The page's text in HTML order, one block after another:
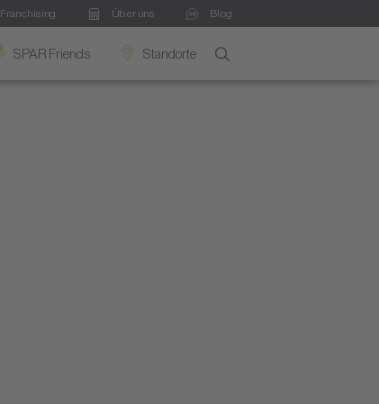
Franchising Über uns Blog
SPAR Friends Standorte